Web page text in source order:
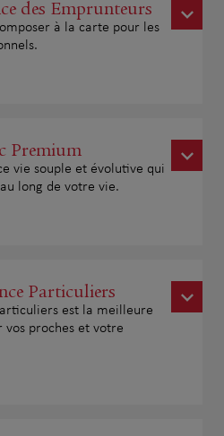
des Emprunteurs
à la carte pour les
Premium
vie souple et évolutive qui
long de votre vie.
Particuliers
est la meilleure
vos proches et votre